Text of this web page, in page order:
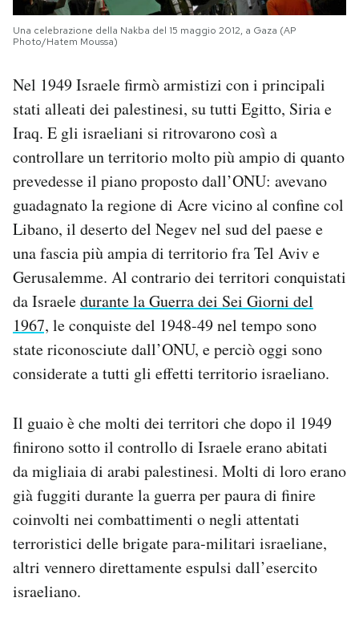
Una celebrazione della Nakba del 15 maggio 2012, a Gaza (AP
Photo/Hatem Moussa)
Nel 1949 Israele firmò armistizi con i principali
stati alleati dei palestinesi, su tutti Egitto, Siria e
Iraq. E gli israeliani si ritrovarono così a
controllare un territorio molto più ampio di quanto
prevedesse il piano proposto dall’ONU: avevano
guadagnato la regione di Acre vicino al confine col
Libano, il deserto del Negev nel sud del paese e
una fascia più ampia di territorio fra Tel Aviv e
Gerusalemme. Al contrario dei territori conquistati
da Israeledurante la Guerra dei Sei Giorni del
1967, le conquiste del 1948-49 nel tempo sono
state riconosciute dall’ONU, e perciò oggi sono
considerate a tutti gli effetti territorio israeliano.
Il guaio è che molti dei territori che dopo il 1949
finirono sotto il controllo di Israele erano abitati
da migliaia di arabi palestinesi. Molti di loro erano
già fuggiti durante la guerra per paura di finire
coinvolti nei combattimenti o negli attentati
terroristici delle brigate para-militari israeliane,
altri vennero direttamente espulsi dall’esercito
israeliano.